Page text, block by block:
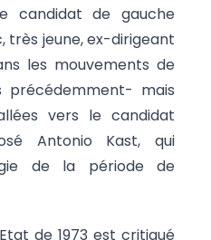
candidat de gauche
très jeune, ex-dirigeant
les mouvements de
précédemment- mais
vers le candidat
Antonio Kast, qui
de la période de
de 1973 est critiqué